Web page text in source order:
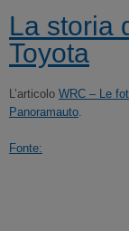
La storia
Toyota
L’articolo WRC – Le
Panoramauto.
Fonte: